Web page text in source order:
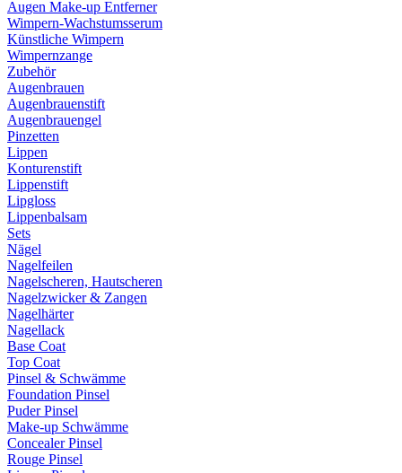
Augen Make-up Entferner
Wimpern-Wachstumsserum
Künstliche Wimpern
Wimpernzange
Zubehör
Augenbrauen
Augenbrauenstift
Augenbrauengel
Pinzetten
Lippen
Konturenstift
Lippenstift
Lipgloss
Lippenbalsam
Sets
Nägel
Nagelfeilen
Nagelscheren, Hautscheren
Nagelzwicker & Zangen
Nagelhärter
Nagellack
Base Coat
Top Coat
Pinsel & Schwämme
Foundation Pinsel
Puder Pinsel
Make-up Schwämme
Concealer Pinsel
Rouge Pinsel